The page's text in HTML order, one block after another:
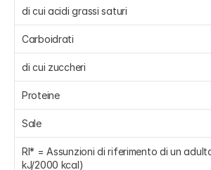
di cui acidi grassi saturi
Carboidrati
di cui zuccheri
Proteine
Sale
RI* = Assunzioni di riferimento di un
kJ/2000 kcal)